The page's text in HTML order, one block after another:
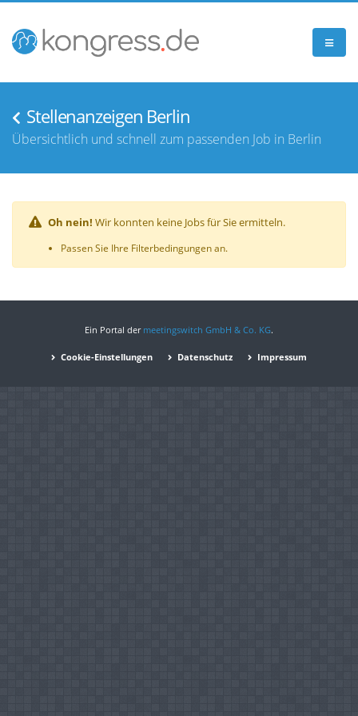
Stellenanzeigen Berlin
Übersichtlich und schnell zum passenden Job in Berlin
Oh nein! Wir konnten keine Jobs für Sie ermitteln.
Passen Sie Ihre Filterbedingungen an.
Ein Portal der meetingswitch GmbH & Co. KG.
Cookie-Einstellungen Datenschutz Impressum